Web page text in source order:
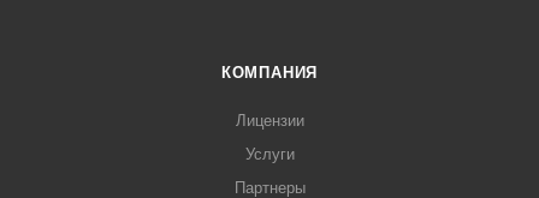
КОМПАНИЯ
Лицензии
Услуги
Партнеры